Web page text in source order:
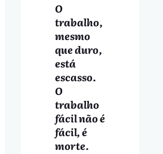
O
trabalho,
mesmo
que duro,
está
escasso.
O
trabalho
fácil não é
fácil, é
morte.